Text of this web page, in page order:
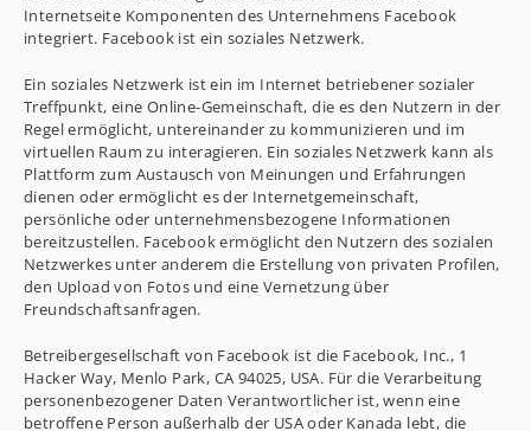
Internetseite Komponenten des Unternehmens Facebook
integriert. Facebook ist ein soziales Netzwerk.
Ein soziales Netzwerk ist ein im Internet betriebener sozialer
Treffpunkt, eine Online-Gemeinschaft, die es den Nutzern in der
Regel ermöglicht, untereinander zu kommunizieren und im
virtuellen Raum zu interagieren. Ein soziales Netzwerk kann als
Plattform zum Austausch von Meinungen und Erfahrungen
dienen oder ermöglicht es der Internetgemeinschaft,
persönliche oder unternehmensbezogene Informationen
bereitzustellen. Facebook ermöglicht den Nutzern des sozialen
Netzwerkes unter anderem die Erstellung von privaten Profilen,
den Upload von Fotos und eine Vernetzung über
Freundschaftsanfragen.
Betreibergesellschaft von Facebook ist die Facebook, Inc., 1
Hacker Way, Menlo Park, CA 94025, USA. Für die Verarbeitung
personenbezogener Daten Verantwortlicher ist, wenn eine
betroffene Person außerhalb der USA oder Kanada lebt, die